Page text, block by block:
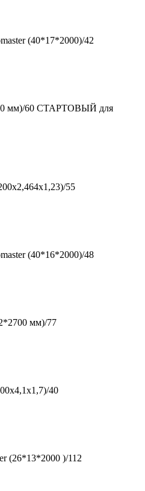
(40*17*2000)/42
мм)/60 СТАРТОВЫЙ для
55
(40*16*2000)/48
мм)/77
40
(26*13*2000 )/112